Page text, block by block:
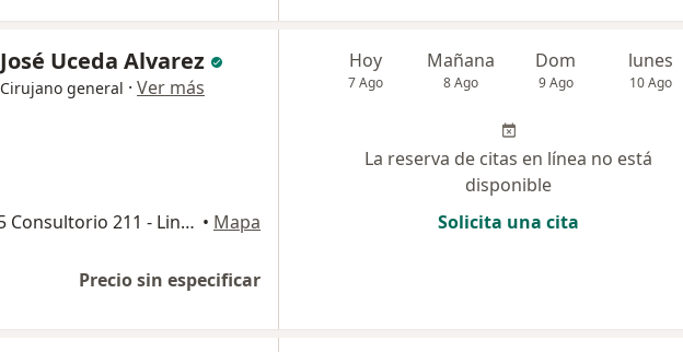
José Uceda Alvarez
Cirujano general · Ver más
Av. Arequipa 2685 Consultorio 211 - Lince, Lince • Mapa
Precio sin especificar
Hoy
7 Ago
Mañana
8 Ago
Dom
9 Ago
lunes
10 Ago
La reserva de citas en línea no está
disponible
Solicita una cita